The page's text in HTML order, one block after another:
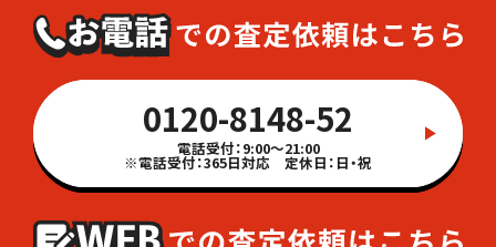
0120-8148-52
電話受付：9:00～21:00
※電話受付：365日対応 定休日：日・祝